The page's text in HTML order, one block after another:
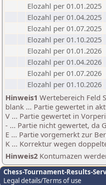
Elozahl per 01.01.2025
Elozahl per 01.04.2025
Elozahl per 01.07.2025
Elozahl per 01.10.2025
Elozahl per 01.01.2026
Elozahl per 01.04.2026
Elozahl per 01.07.2026
Elozahl per 01.10.2026
Hinweis1 Wertebereich Feld
blank ... Partie gewertet in
V ... Partie gewertet in
- ... Partie nicht gewertet, da
E ... Partie vorgemerkt zur
K ... Korrektur wegen
Hinweis2 Kontumazen
Chess-Tournament-Results-
Legal details/Terms of use